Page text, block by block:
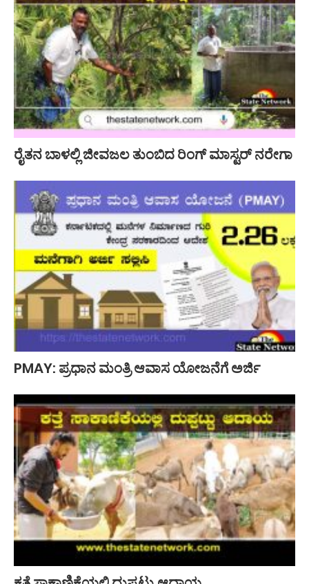
ರೈತನ ಬಾಳಲ್ಲಿ ಜೀವಜಲ ತುಂಬಿದ ರಿಂಗ್ ಮಾಸ್ಟರ್ ನರೇಗಾ
PMAY: ಪ್ರಧಾನ ಮಂತ್ರಿ ಆವಾಸ ಯೋಜನೆಗೆ ಅರ್ಜಿ